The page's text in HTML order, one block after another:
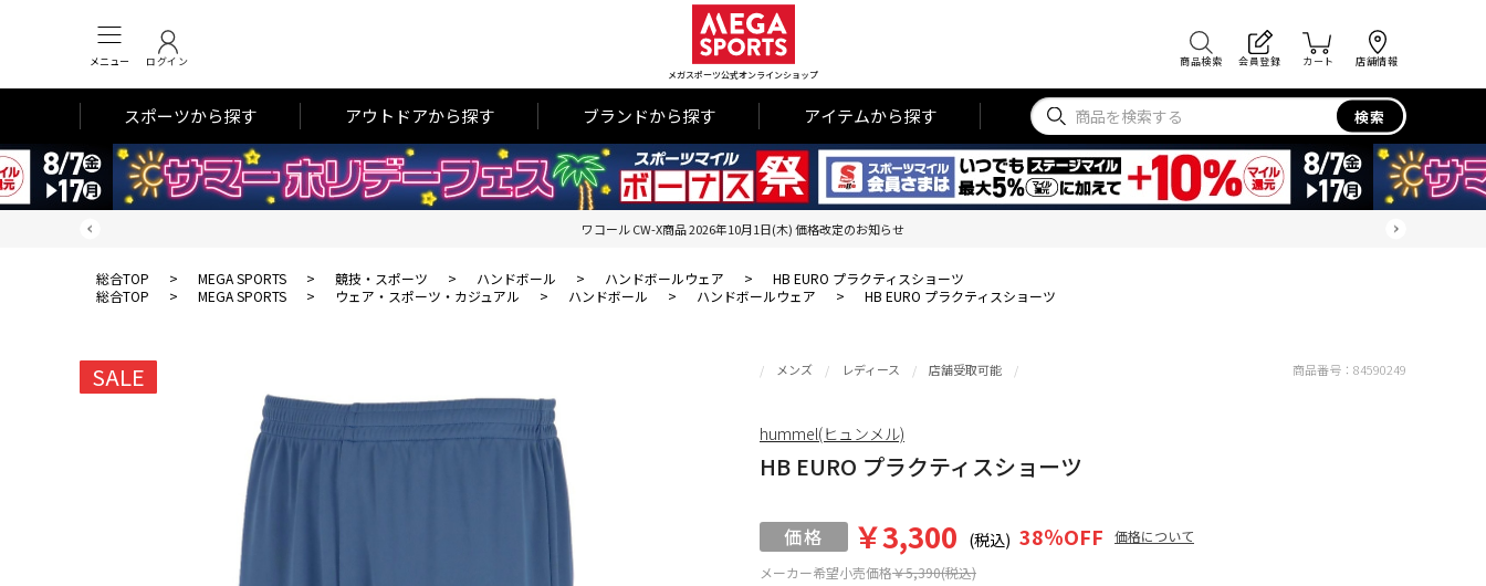
メニュー ログイン
メガスポーツ公式オンラインショップ
商品検索 会員登録 カート 店舗情報
スポーツから探す アウトドアから探す ブランドから探す アイテムから探す 検索
ワコール CW-X商品 2026年10月1日(木) 価格改定のお知らせ
総合TOP > MEGA SPORTS > 競技・スポーツ > ハンドボール > ハンドボールウェア >
HB EURO プラクティスショーツ
総合TOP
> MEGA SPORTS > ウェア・スポーツ・カジュアル > ハンドボール > ハンドボールウェア > HB EURO プラクティスショーツ
SALE メンズ レディース 店舗受取可能
HB EURO プラクティスショーツ
メーカー希望小売価格￥5,390(税込)
￥3,300 (税込) 38％OFF 価格について
商品番号： 84590249
hummel(ヒュンメル)